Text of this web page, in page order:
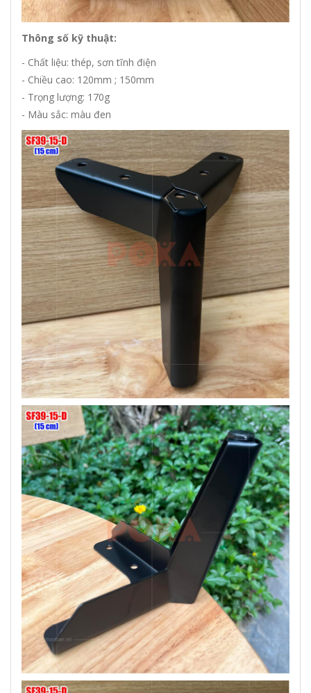
Thông số kỹ thuật:
- Chất liệu: thép, sơn tĩnh điện
- Chiều cao: 120mm ; 150mm
- Trọng lượng: 170g
- Màu sắc: màu đen